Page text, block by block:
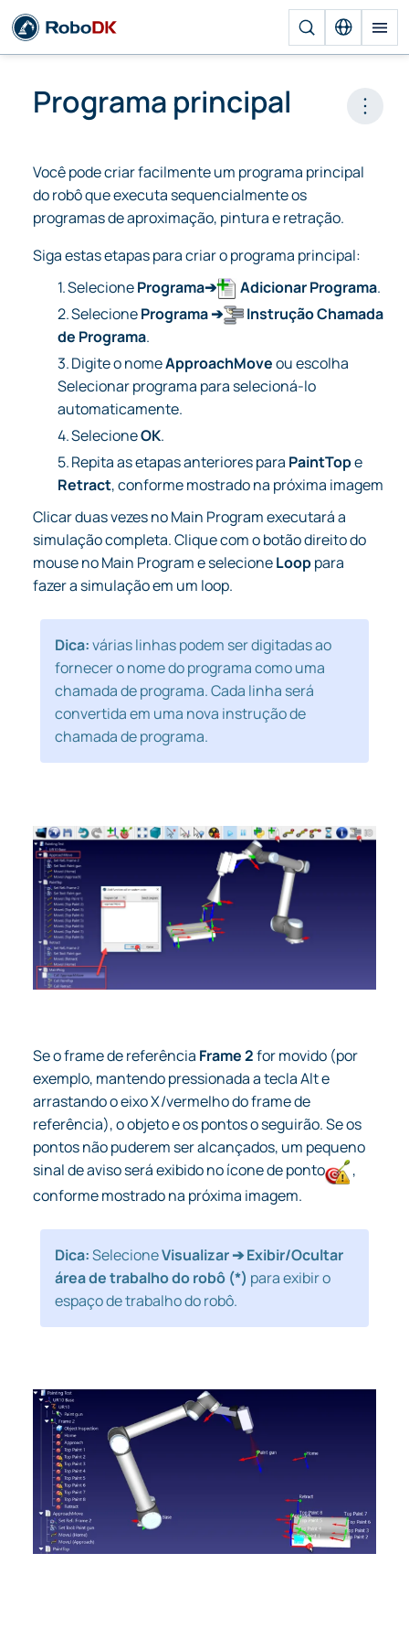
Programa principal Open
Você pode criar facilmente um programa principal
do robô que executa sequencialmente os
programas de aproximação, pintura e retração.
Siga estas etapas para criar o programa principal:
1.SelecionePrograma➔ Adicionar Programa.
2.SelecionePrograma ➔
Instrução Chamada
de Programa.
3.Digite o nomeApproachMoveou escolha
Selecionar programa para selecioná-lo
automaticamente.
4.SelecioneOK.
5.Repita as etapas anteriores para PaintTope
Retract, conforme mostrado na próxima imagem
Clicar duas vezes no Main Program executará a
simulação completa. Clique com o botão direito do
mouse no Main Program e selecioneLooppara
fazer a simulação em um loop.
Dica:várias linhas podem ser digitadas ao
fornecer o nome do programa como uma
chamada de programa. Cada linha será
convertida em uma nova instrução de
chamada de programa.
Se o frame de referência Frame 2for movido (por
exemplo, mantendo pressionada a tecla Alt e
arrastando o eixo X/vermelho do frame de
referência), o objeto e os pontos o seguirão. Se os
pontos não puderem ser alcançados, um pequeno
sinal de aviso será exibido no ícone de ponto
,
conforme mostrado na próxima imagem.
Dica:SelecioneVisualizar ➔ Exibir/Ocultar
área de trabalho do robô (*) para exibir o
espaço de trabalho do robô.